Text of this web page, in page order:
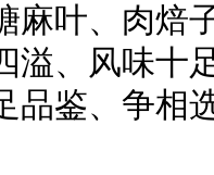
麻叶、肉焙
溢、风味十
品鉴、争相